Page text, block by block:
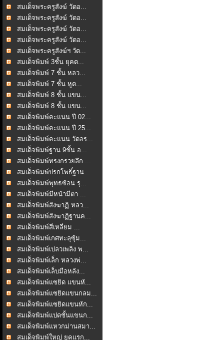
สมเด็จพระครูสังฆ์ วัดอ...
สมเด็จพระครูสังฆ์ วัดอ...
สมเด็จพระครูสังฆ์ วัดอ...
สมเด็จพระครูสังฆ์ วัดอ...
สมเด็จพระครูสังฆ์ฯ วัด...
สมเด็จพิมพ์ 3ชั้น ยุคต...
สมเด็จพิมพ์ 7 ชั้น หลว...
สมเด็จพิมพ์ 7 ชั้น หูต...
สมเด็จพิมพ์ 8 ชั้น แขน...
สมเด็จพิมพ์ 8 ชั้น แขน...
สมเด็จพิมพ์คะแนน ปี 02...
สมเด็จพิมพ์คะแนน ปี 25...
สมเด็จพิมพ์คะแนน วัดอร...
สมเด็จพิมพ์ฐาน 9ชั้น อ...
สมเด็จพิมพ์ทรงกรวยลึก ...
สมเด็จพิมพ์ปรกโพธิ์ฐาน...
สมเด็จพิมพ์พุทธซ้อน รุ...
สมเด็จพิมพ์มีหน้ามีตา ...
สมเด็จพิมพ์สังฆาฏิ หลว...
สมเด็จพิมพ์สังฆาฏิฐานค...
สมเด็จพิมพ์สี่เหลี่ยม ...
สมเด็จพิมพ์เกศทะลุซุ้ม...
สมเด็จพิมพ์เปลวเพลิง พ...
สมเด็จพิมพ์เล็ก หลวงพ่...
สมเด็จพิมพ์เล็บมือหลัง...
สมเด็จพิมพ์แซยิด แขนหั...
สมเด็จพิมพ์แซยิดแขนกลม...
สมเด็จพิมพ์แซยิดแขนหัก...
สมเด็จพิมพ์แปดชั้นแขนก...
สมเด็จพิมพ์แหวกม่านสมา...
สมเด็จพิมพ์ใหญ่ ยุคแรก...